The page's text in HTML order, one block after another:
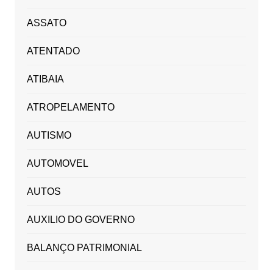
ASSATO
ATENTADO
ATIBAIA
ATROPELAMENTO
AUTISMO
AUTOMOVEL
AUTOS
AUXILIO DO GOVERNO
BALANÇO PATRIMONIAL